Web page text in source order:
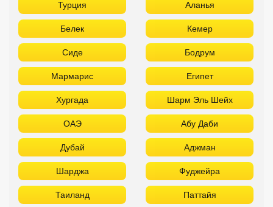
Турция Аланья
Белек Кемер
Сиде Бодрум
Мармарис Египет
Хургада Шарм Эль Шейх
ОАЭ Абу Даби
Дубай Аджман
Шарджа Фуджейра
Таиланд Паттайя